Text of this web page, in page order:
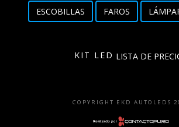
Escobillas
ESCOBILLAS FAROS
KIT LED LISTA DE
COPYRIGHT EKD AUTOLEDS